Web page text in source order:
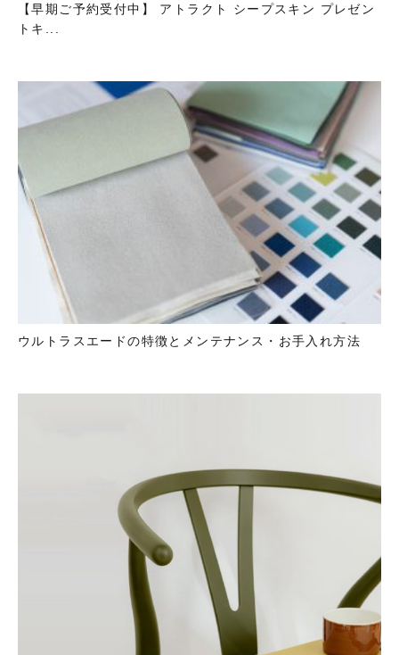
【早期ご予約受付中】 アトラクト シープスキン プレゼン
トキ...
ウルトラスエードの特徴とメンテナンス・お手入れ方法